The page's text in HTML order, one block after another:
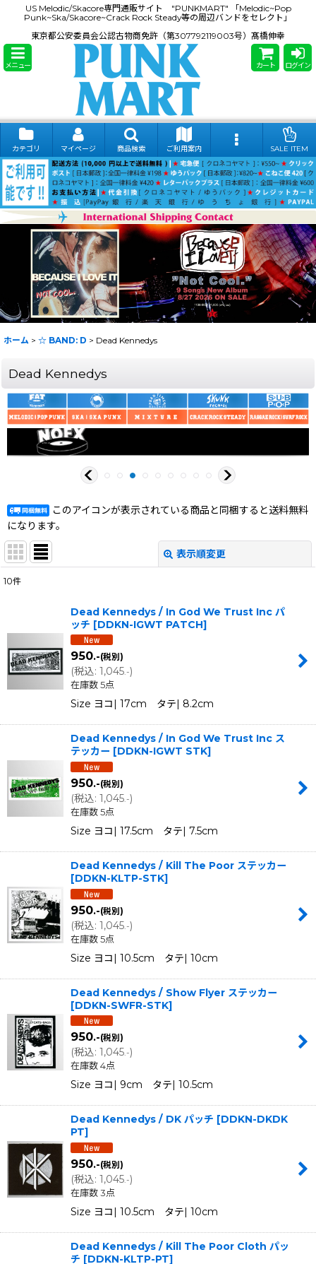
US Melodic/Skacore専門通販サイト "PUNKMART" 「Melodic~Pop
Punk~Ska/Skacore~Crack Rock Steady等の周辺バンドをセレクト」
東京都公安委員会公認古物商免許（第307792119003号）髙橋伸幸
メニュー カート ログイン
カテゴリ マイページ 商品検索 ご利用案内 SALE ITEM
ホーム > ☆ BAND: D > Dead Kennedys
Dead Kennedys
このアイコンが表示されている商品と同梱すると送料無料
になります。
表示順変更
並び順:
絞り込む
10件
Dead Kennedys / In God We Trust Inc パ
ッチ [DDKN-IGWT PATCH]
950.-(税別)
(税込: 1,045.-)
在庫数 5点
Size ヨコ| 17cm タテ| 8.2cm
Dead Kennedys / In God We Trust Inc ス
テッカー [DDKN-IGWT STK]
950.-(税別)
(税込: 1,045 .-)
在庫数 5点
Size ヨコ| 17.5cm タテ| 7.5cm
Dead Kennedys / Kill The Poor ステッカー
[DDKN-KLTP-STK]
950.-(税別)
(税込: 1,045 .-)
在庫数 5点
Size ヨコ| 10.5cm タテ| 10cm
Dead Kennedys / Show Flyer ステッカー
[DDKN-SWFR-STK]
950.-(税別)
(税込: 1,045.-)
在庫数 4点
Size ヨコ| 9cm タテ| 10.5cm
Dead Kennedys / DK パッチ [DDKN-DKDK
PT]
950.-(税別)
(税込: 1,045.-)
在庫数 3点
Size ヨコ| 10.5cm タテ| 10cm
Dead Kennedys / Kill The Poor Cloth パッ
チ [DDKN-KLTP-PT]